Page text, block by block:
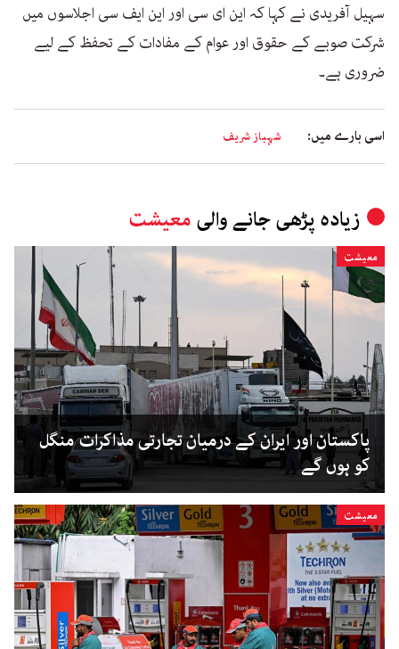
سہیل آفریدی نے کہا کہ این ای سی اور این ایف سی اجلاسوں میں
شرکت صوبے کے حقوق اور عوام کے مفادات کے تحفظ کے لیے
ضروری ہے۔
اسی بارے میں: شہباز شریف
زیادہ پڑھی جانے والی معیشت
معیشت
پاکستان اور ایران کے درمیان تجارتی مذاکرات منگل
کو ہوں گے
معیشت